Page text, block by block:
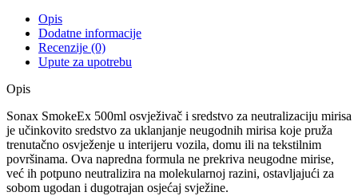
Opis
Dodatne informacije
Recenzije (0)
Upute za upotrebu
Opis
Sonax SmokeEx 500ml osvježivač i sredstvo za neutralizaciju mirisa
je učinkovito sredstvo za uklanjanje neugodnih mirisa koje pruža
trenutačno osvježenje u interijeru vozila, domu ili na tekstilnim
površinama. Ova napredna formula ne prekriva neugodne mirise,
već ih potpuno neutralizira na molekularnoj razini, ostavljajući za
sobom ugodan i dugotrajan osjećaj svježine.